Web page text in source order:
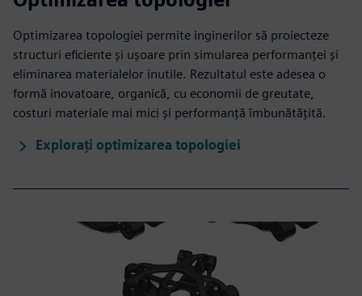
Optimizarea topologiei permite inginerilor să proiecteze
structuri eficiente și ușoare prin simularea performanței și
eliminarea materialelor inutile. Rezultatul este adesea o
formă inovatoare, organică, cu economii de greutate,
costuri materiale mai mici și performanță îmbunătățită.
Explorați optimizarea topologiei